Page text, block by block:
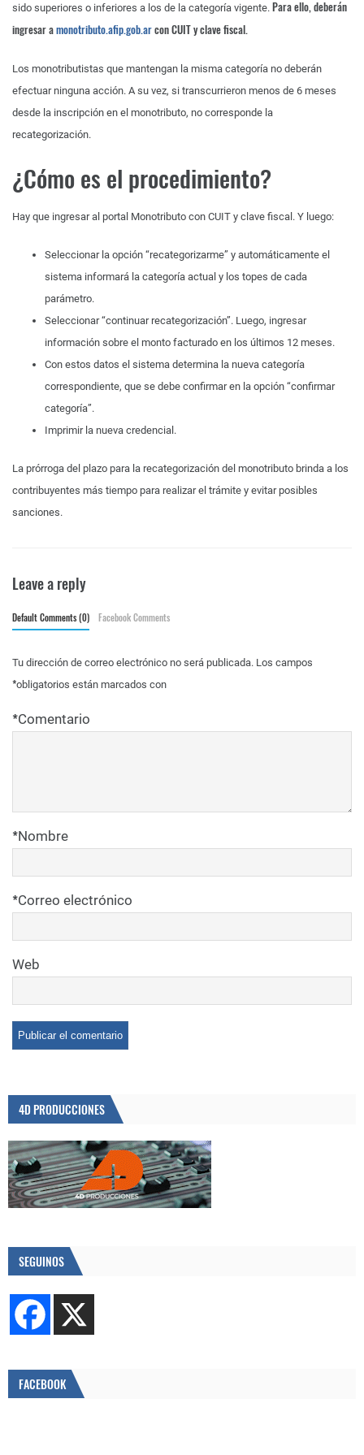
sido superiores o inferiores a los de la categoría vigente. Para ello, deberán
ingresar amonotributo.afip.gob.arcon CUIT y clave fiscal.
Los monotributistas que mantengan la misma categoría no deberán
efectuar ninguna acción. A su vez, si transcurrieron menos de 6 meses
desde la inscripción en el monotributo, no corresponde la
recategorización.
¿Cómo es el procedimiento?
Hay que ingresar al portal Monotributo con CUIT y clave fiscal. Y luego:
Seleccionar la opción “recategorizarme” y automáticamente el
sistema informará la categoría actual y los topes de cada
parámetro.
Seleccionar “continuar recategorización”. Luego, ingresar
información sobre el monto facturado en los últimos 12 meses.
Con estos datos el sistema determina la nueva categoría
correspondiente, que se debe confirmar en la opción “confirmar
categoría”.
Imprimir la nueva credencial.
La prórroga del plazo para la recategorización del monotributo brinda a los
contribuyentes más tiempo para realizar el trámite y evitar posibles
sanciones.
Leave a reply
Default Comments (0) Facebook Comments
Tu dirección de correo electrónico no será publicada. Los campos
obligatorios están marcados con
*
Comentario
*
Nombre
*
Correo electrónico
*
Web
4D PRODUCCIONES
SEGUINOS
FACEBOOK